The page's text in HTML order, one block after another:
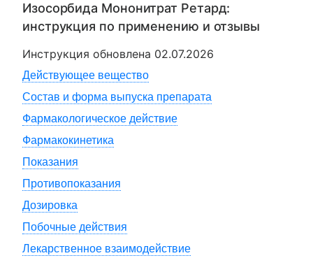
Изосорбида Мононитрат Ретард:
инструкция по применению и отзывы
Инструкция обновлена 02.07.2026
Действующее вещество
Состав и форма выпуска препарата
Фармакологическое действие
Фармакокинетика
Показания
Противопоказания
Дозировка
Побочные действия
Лекарственное взаимодействие